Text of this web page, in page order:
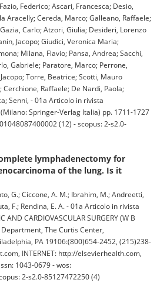
Federico; Ascari, Francesca; Desio,
Aracelly; Cereda, Marco; Galleano, Raffaele;
Carlo; Atzori, Giulia; Desideri, Lorenzo
Jacopo; Giudici, Veronica Maria;
Milana, Flavio; Pansa, Andrea; Sacchi,
Gabriele; Paratore, Marco; Perrone,
Torre, Beatrice; Scotti, Mauro
Raffaele; De Nardi, Paola;
Senni, - 01a Articolo in rivista
(Milano: Springer-Verlag Italia) pp. 1711-1727
(12) - scopus: 2-s2.0-
lymphadenectomy for
of the lung. Is it
G.; Ciccone, A. M.; Ibrahim, M.; Andreetti,
F.; Rendina, E. A. - 01a Articolo in rivista
AND CARDIOVASCULAR SURGERY (W B
The Curtis Center,
PA 19106:(800)654-2452, (215)238-
INTERNET: http://elsevierhealth.com,
1043-0679 - wos:
2-s2.0-85127472250 (4)